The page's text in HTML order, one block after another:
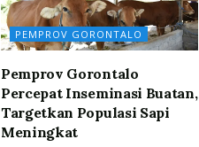
PEMPROV GORONTALO
Pemprov Gorontalo
Percepat Inseminasi Buatan,
Targetkan Populasi Sapi
Meningkat